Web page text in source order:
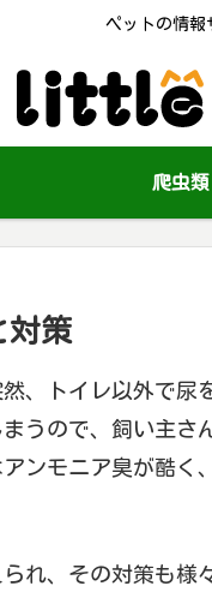
ペットの情報
爬虫類
対策
、トイレ以外で尿
うので、飼い主さ
ンモニア臭が酷く
れ、その対策も様